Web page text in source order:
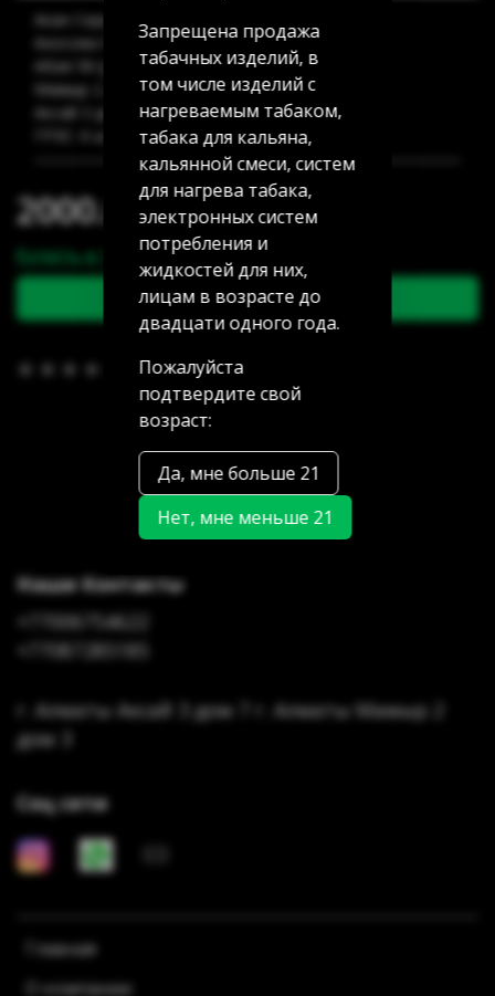
(0) В избранное
2000.00 тг
Купить в 1 клик
В корзину
Акан Серы 20/5: 15 шт
Аносова 91: 12 шт
Абая 58 (уг Манаса): 30 шт
Мамыр 2 дом 3: 20 шт
Аксай 3 дом 7: 21 шт
ГРЭС: 6 шт
Главная
О компании
Наши Контакты
+77006754622
+77087285185
г. Алматы Аксай 3 дом 7 г. Алматы Мамыр 2
дом 3
Соц сети
Запрещена продажа
табачных изделий, в
том числе изделий с
нагреваемым табаком,
табака для кальяна,
кальянной смеси, систем
для нагрева табака,
электронных систем
потребления и
жидкостей для них,
лицам в возрасте до
двадцати одного года.
Пожалуйста
подтвердите свой
возраст:
Да, мне больше 21
Нет, мне меньше 21